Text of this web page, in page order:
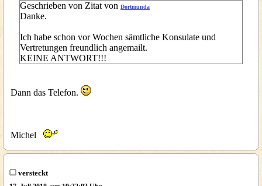
Geschrieben von Zitat von Dortmunda
Danke.
Ich habe schon vor Wochen sämtliche Konsulate und
Vertretungen freundlich angemailt.
KEINE ANTWORT!!!
Dann das Telefon.
Michel
versteckt